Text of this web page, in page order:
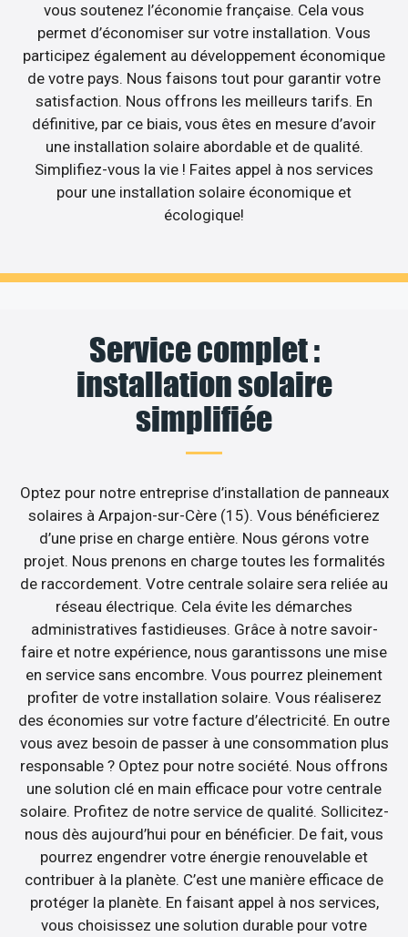
vous soutenez l’économie française. Cela vous
permet d’économiser sur votre installation. Vous
participez également au développement économique
de votre pays. Nous faisons tout pour garantir votre
satisfaction. Nous offrons les meilleurs tarifs. En
définitive, par ce biais, vous êtes en mesure d’avoir
une installation solaire abordable et de qualité.
Simplifiez-vous la vie ! Faites appel à nos services
pour une installation solaire économique et
écologique!
Service complet :
installation solaire
simplifiée
Optez pour notre entreprise d’installation de panneaux
solaires à Arpajon-sur-Cère (15). Vous bénéficierez
d’une prise en charge entière. Nous gérons votre
projet. Nous prenons en charge toutes les formalités
de raccordement. Votre centrale solaire sera reliée au
réseau électrique. Cela évite les démarches
administratives fastidieuses. Grâce à notre savoir-
faire et notre expérience, nous garantissons une mise
en service sans encombre. Vous pourrez pleinement
profiter de votre installation solaire. Vous réaliserez
des économies sur votre facture d’électricité. En outre
vous avez besoin de passer à une consommation plus
responsable ? Optez pour notre société. Nous offrons
une solution clé en main efficace pour votre centrale
solaire. Profitez de notre service de qualité. Sollicitez-
nous dès aujourd’hui pour en bénéficier. De fait, vous
pourrez engendrer votre énergie renouvelable et
contribuer à la planète. C’est une manière efficace de
protéger la planète. En faisant appel à nos services,
vous choisissez une solution durable pour votre